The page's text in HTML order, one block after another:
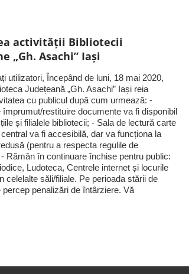
activităţii Bibliotecii
„Gh. Asachi” Iaşi
utilizatori, Începând de luni, 18 mai 2020,
Județeană „Gh. Asachi” Iași reia
cu publicul după cum urmează: -
împrumut/restituire documente va fi disponibil
și filialele bibliotecii; - Sala de lectură carte
va fi accesibilă, dar va funcționa la
(pentru a respecta regulile de
Rămân în continuare închise pentru public:
Ludoteca, Centrele internet și locurile
celelalte săli/filiale. Pe perioada stării de
percep penalizări de întârziere. Vă